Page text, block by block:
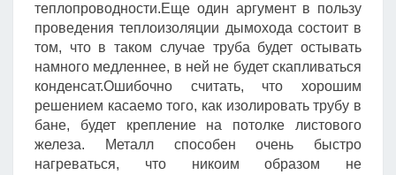
теплопроводности.Еще один аргумент в пользу
проведения теплоизоляции дымохода состоит в
том, что в таком случае труба будет остывать
намного медленнее, в ней не будет скапливаться
конденсат.Ошибочно считать, что хорошим
решением касаемо того, как изолировать трубу в
бане, будет крепление на потолке листового
железа. Металл способен очень быстро
нагреваться, что никоим образом не